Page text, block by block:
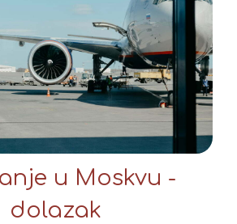
u Moskvu -
dolazak